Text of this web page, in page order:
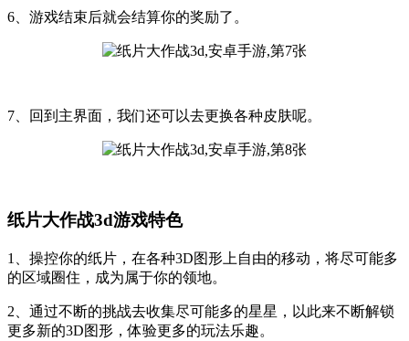
6、游戏结束后就会结算你的奖励了。
7、回到主界面，我们还可以去更换各种皮肤呢。
纸片大作战3d游戏特色
1、操控你的纸片，在各种3D图形上自由的移动，将尽可能多
的区域圈住，成为属于你的领地。
2、通过不断的挑战去收集尽可能多的星星，以此来不断解锁
更多新的3D图形，体验更多的玩法乐趣。